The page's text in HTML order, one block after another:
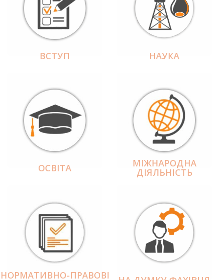
ВСТУП НАУКА
ОСВІТА МІЖНАРОДНА
ДІЯЛЬНІCТЬ
НОРМАТИВНО-ПРАВОВІ